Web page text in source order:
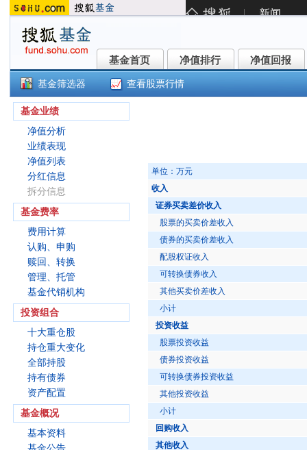
基金首页
基金首页 净值排行
净值排行 净值回报
净值回报
基金筛选器 查看股票行情
基金业绩
净值分析
业绩表现
净值列表
分红信息
拆分信息
基金费率
费用计算
认购、申购
赎回、转换
管理、托管
基金代销机构
投资组合
十大重仓股
持仓重大变化
全部持股
持有债券
资产配置
基金概况
基本资料
单位：万元
收入
证券买卖差价收入
股票的买卖价差收入
债券的买卖价差收入
配股权证收入
可转换债券收入
其他买卖价差收入
小计
投资收益
股票投资收益
债券投资收益
可转换债券投资收益
其他投资收益
小计
回购收入
其他收入